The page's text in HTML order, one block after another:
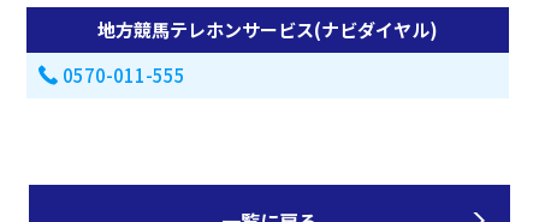
地方競馬テレホンサービス(ナビダイヤル)
0570-011-555